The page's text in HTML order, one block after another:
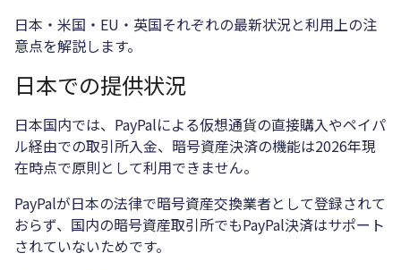
日本・米国・EU・英国それぞれの最新状況と利用上の注
意点を解説します。
日本での提供状況
日本国内では、PayPalによる仮想通貨の直接購入やペイパ
ル経由での取引所入金、暗号資産決済の機能は2026年現
在時点で原則として利用できません。
PayPalが日本の法律で暗号資産交換業者として登録されて
おらず、国内の暗号資産取引所でもPayPal決済はサポート
されていないためです。